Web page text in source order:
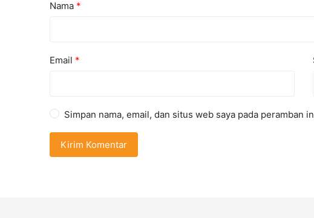
Nama *
Email *
Simpan nama, email, dan situs web saya pada peramban